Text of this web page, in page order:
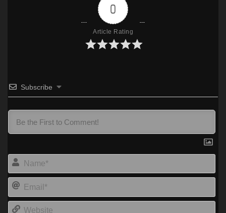
0
Article Rating
Subscribe